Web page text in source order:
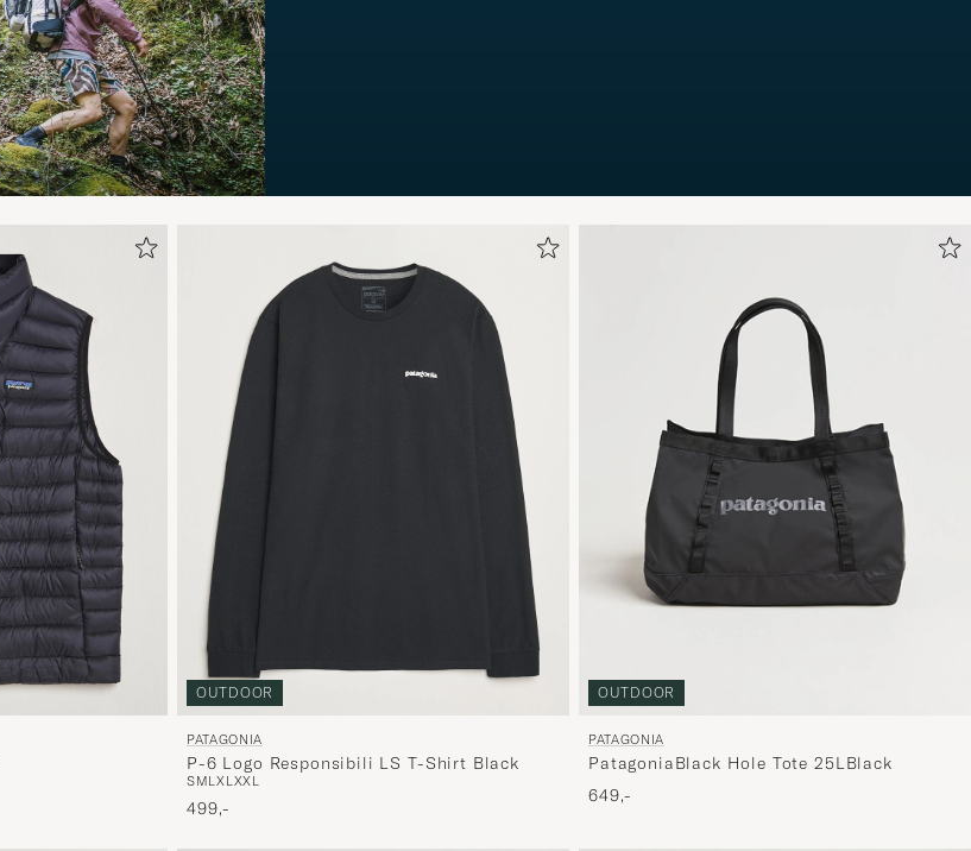
OUTDOOR
PATAGONIA
P-6 Logo Responsibili LS T-Shirt Black
SMLXL XXL
499,-
OUTDOOR
PATAGONIA
PatagoniaBlack Hole Tote 25LBlack
649,-